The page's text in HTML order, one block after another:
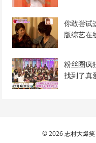
你敢尝试
版综艺在
粉丝圈疯
找到了真
© 2026志村大爆笑